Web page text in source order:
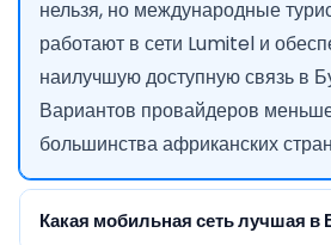
нельзя, но международные
работают в сети Lumitel и
наилучшую доступную связь в
Вариантов провайдеров
большинства африканских
Какая мобильная сеть лучшая в